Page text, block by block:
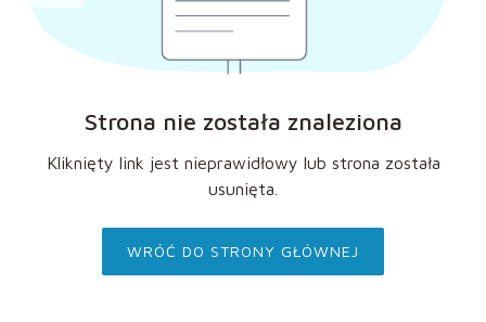
Strona nie została znaleziona
Kliknięty link jest nieprawidłowy lub strona została
usunięta.
WRÓĆ DO STRONY GŁÓWNEJ